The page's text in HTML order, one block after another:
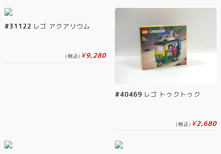
#31122 レゴ アクアリウム
(税込) ¥9,280
#40469 レゴ トゥクトゥク
(税込) ¥2,680